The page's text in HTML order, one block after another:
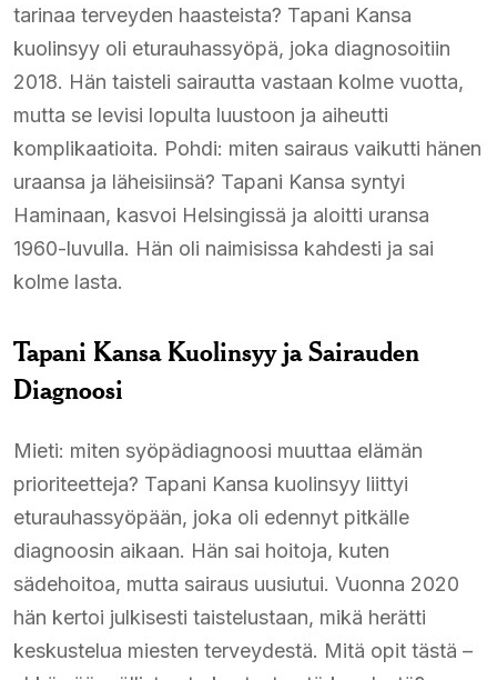
tarinaa terveyden haasteista? Tapani Kansa
kuolinsyy oli eturauhassyöpä, joka diagnosoitiin
2018. Hän taisteli sairautta vastaan kolme vuotta,
mutta se levisi lopulta luustoon ja aiheutti
komplikaatioita. Pohdi: miten sairaus vaikutti hänen
uraansa ja läheisiinsä? Tapani Kansa syntyi
Haminaan, kasvoi Helsingissä ja aloitti uransa
1960-luvulla. Hän oli naimisissa kahdesti ja sai
kolme lasta.
Tapani Kansa Kuolinsyy ja Sairauden
Diagnoosi
Mieti: miten syöpädiagnoosi muuttaa elämän
prioriteetteja? Tapani Kansa kuolinsyy liittyi
eturauhassyöpään, joka oli edennyt pitkälle
diagnoosin aikaan. Hän sai hoitoja, kuten
sädehoitoa, mutta sairaus uusiutui. Vuonna 2020
hän kertoi julkisesti taistelustaan, mikä herätti
keskustelua miesten terveydestä. Mitä opit tästä –